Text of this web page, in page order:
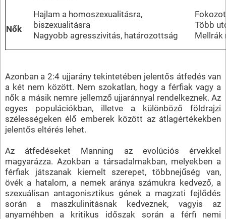
Nők
Hajlam a homoszexualitásra,
biszexualitásra
Nagyobb agresszivitás, határozottság
Több
Mellrák
Azonban a 2:4 ujjarány tekintetében jelentős átfedés van
a két nem között. Nem szokatlan, hogy a férfiak vagy a
nők a másik nemre jellemző ujjaránnyal rendelkeznek. Az
egyes populációkban, illetve a különböző földrajzi
szélességeken élő emberek között az átlagértékekben
jelentős eltérés lehet.
Az átfedéseket Manning az evolúciós érvekkel
magyarázza. Azokban a társadalmakban, melyekben a
férfiak játszanak kiemelt szerepet, többnejűség van,
övék a hatalom, a nemek aránya számukra kedvező, a
szexuálisan antagonisztikus gének a magzati fejlődés
során a maszkulinitásnak kedveznek, vagyis az
anyaméhben a kritikus időszak során a férfi nemi